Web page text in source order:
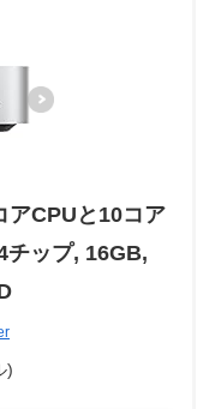
CPUと10コア
ップ, 16GB,
)